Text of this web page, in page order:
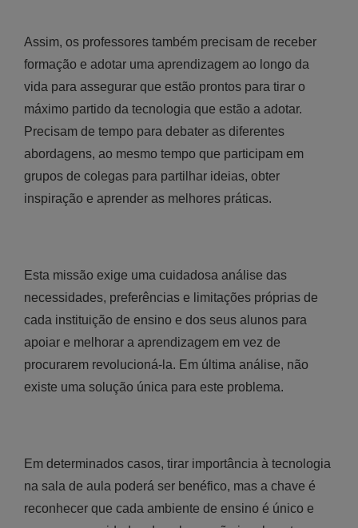
Assim, os professores também precisam de receber
formação e adotar uma aprendizagem ao longo da
vida para assegurar que estão prontos para tirar o
máximo partido da tecnologia que estão a adotar.
Precisam de tempo para debater as diferentes
abordagens, ao mesmo tempo que participam em
grupos de colegas para partilhar ideias, obter
inspiração e aprender as melhores práticas.
Esta missão exige uma cuidadosa análise das
necessidades, preferências e limitações próprias de
cada instituição de ensino e dos seus alunos para
apoiar e melhorar a aprendizagem em vez de
procurarem revolucioná-la. Em última análise, não
existe uma solução única para este problema.
Em determinados casos, tirar importância à tecnologia
na sala de aula poderá ser benéfico, mas a chave é
reconhecer que cada ambiente de ensino é único e